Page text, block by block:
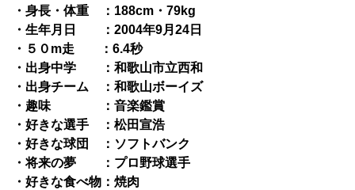
・身長・体重 ：188cm・79kg
・生年月日 ：2004年9月24日
・５０m走 ：6.4秒
・出身中学 ：和歌山市立西和
・出身チーム ：和歌山ボーイズ
・趣味 ：音楽鑑賞
・好きな選手 ：松田宣浩
・好きな球団 ：ソフトバンク
・将来の夢 ：プロ野球選手
・好きな食べ物：焼肉